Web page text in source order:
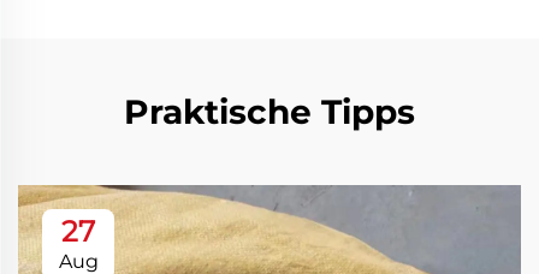
Praktische Tipps
27
Aug